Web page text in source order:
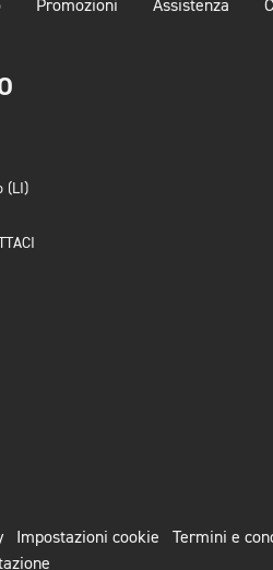
Promozioni Assistenza
(LI)
Impostazioni cookie
Termini e